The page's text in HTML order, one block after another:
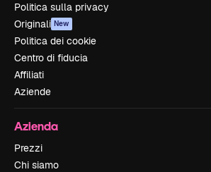
Politica sulla privacy
Originali New
Politica dei cookie
Centro di fiducia
Affiliati
Aziende
Azienda
Prezzi
Chi siamo